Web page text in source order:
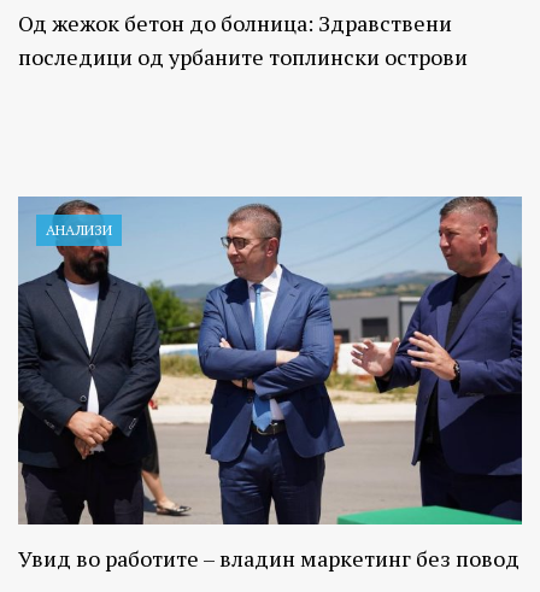
Од жежок бетон до болница: Здравствени
последици од урбаните топлински острови
АНАЛИЗИ
Увид во работите – владин маркетинг без повод